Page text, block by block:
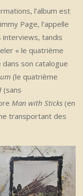
l’album est
Page, l’appelle
tandis
« le quatrième
son catalogue
(le quatrième
(sans
Man with Sticks (en
transportant des